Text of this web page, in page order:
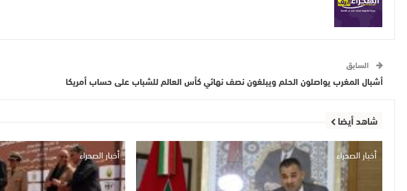
السابق
أشبال المغرب يواصلون الحلم ويبلغون نصف نهائي كأس العالم للشباب على حساب أمريكا
شاهد أيضا
أخبار الصحراء أخبار الصحراء